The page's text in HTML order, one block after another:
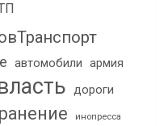
автомобили армия
дороги
инопресса